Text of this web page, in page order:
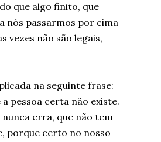
que algo finito, que
nós passarmos por cima
vezes não são legais,
na seguinte frase:
pessoa certa não existe.
erra, que não tem
porque certo no nosso